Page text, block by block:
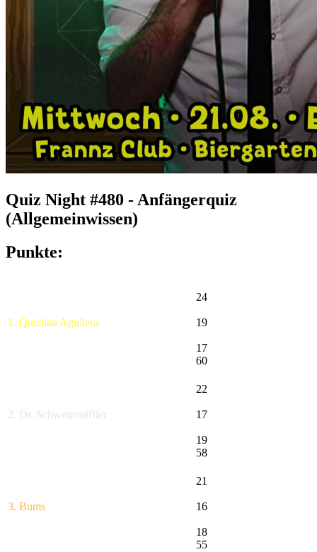
Quiz Night #480 - Anfängerquiz
(Allgemeinwissen)
Punkte:
1. Quiztina Aguilera
24
19
17
60
2. Dr. Schweineniffler
22
17
19
58
3. Bums
21
16
18
55